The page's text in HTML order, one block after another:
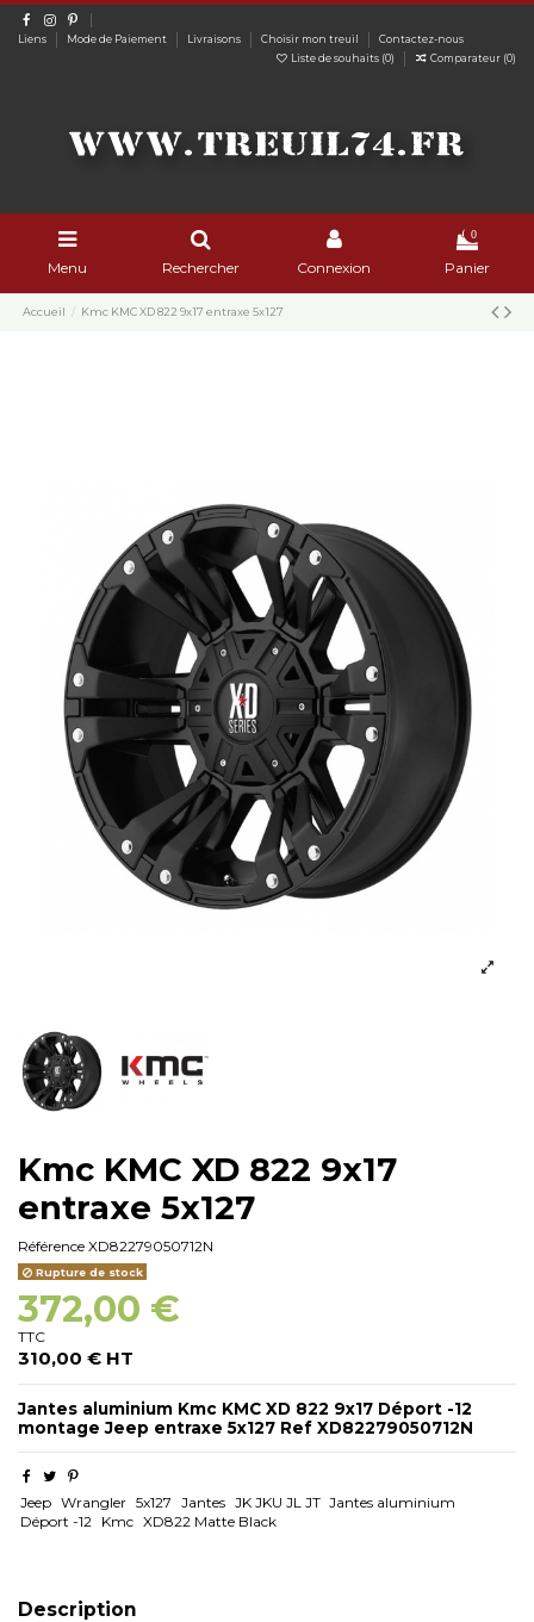
Liens Mode de Paiement Livraisons Choisir mon treuil
Contactez-nous
Liste de souhaits (0) Comparateur (0)
Menu Rechercher Connexion
0
Panier
Accueil Kmc KMC XD 822 9x17 entraxe 5x127
Kmc KMC XD 822 9x17
entraxe 5x127
Référence XD82279050712N
Rupture de stock
372,00 €
TTC
310,00 € HT
Jantes aluminium Kmc KMC XD 822 9x17 Déport -12
montage Jeep entraxe 5x127 Ref XD82279050712N
Jeep Wrangler 5x127 Jantes JK JKU JL JT Jantes aluminium
Déport -12
Kmc XD822 Matte Black
Description